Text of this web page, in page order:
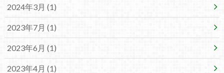
2024年3月 (1)
2023年7月 (1)
2023年6月 (1)
2023年4月 (1)